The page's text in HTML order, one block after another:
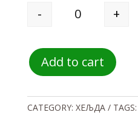
Quantity
- +
Add to cart
CATEGORY: ХЕЉДА TAGS: